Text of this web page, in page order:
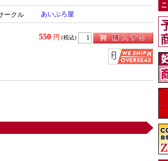
ークル あいぷろ屋
550 円 (税込)